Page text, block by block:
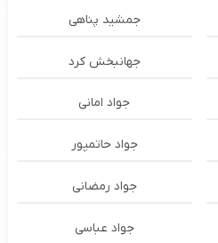
جمشید پناهی
جهانبخش کرد
جواد امانی
جواد حاتمپور
جواد رمضانی
جواد عباسی